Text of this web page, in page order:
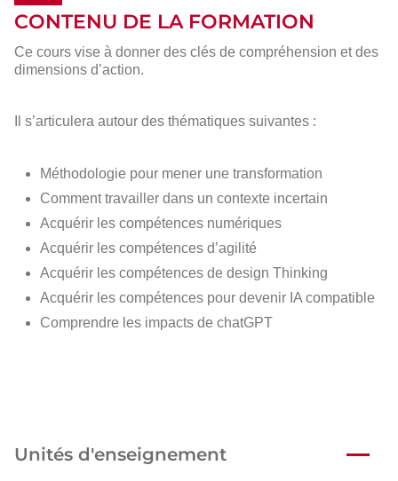
CONTENU DE LA FORMATION
Ce cours vise à donner des clés de compréhension et des
dimensions d’action.
Il s’articulera autour des thématiques suivantes :
Méthodologie pour mener une transformation
Comment travailler dans un contexte incertain
Acquérir les compétences numériques
Acquérir les compétences d’agilité
Acquérir les compétences de design Thinking
Acquérir les compétences pour devenir IA compatible
Comprendre les impacts de chatGPT
Unités d'enseignement